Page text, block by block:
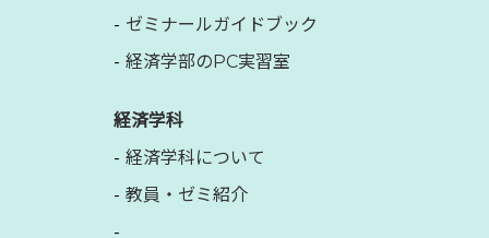
ゼミナールガイドブック
経済学部のPC実習室
経済学科
経済学科について
教員・ゼミ紹介